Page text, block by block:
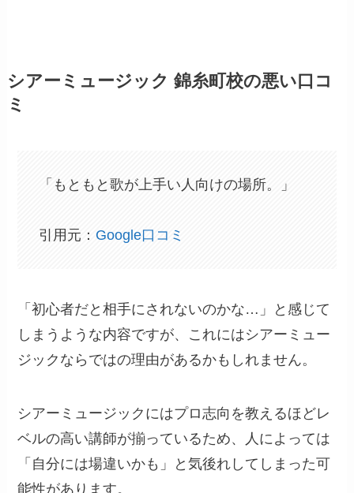
シアーミュージック 錦糸町校の悪い口コ
ミ
「もともと歌が上手い人向けの場所。」
引用元： Google口コミ
「初心者だと相手にされないのかな…」と感じて
しまうような内容ですが、これにはシアーミュー
ジックならではの理由があるかもしれません。
シアーミュージックにはプロ志向を教えるほどレ
ベルの高い講師が揃っているため、人によっては
「自分には場違いかも」と気後れしてしまった可
能性があります。